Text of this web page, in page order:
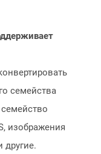
семейства
изображения
другие.